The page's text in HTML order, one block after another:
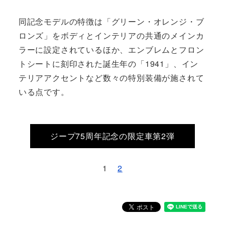
同記念モデルの特徴は「グリーン・オレンジ・ブ
ロンズ」をボディとインテリアの共通のメインカ
ラーに設定されているほか、エンブレムとフロン
トシートに刻印された誕生年の「1941」、イン
テリアアクセントなど数々の特別装備が施されて
いる点です。
ジープ75周年記念の限定車第2弾
1 2